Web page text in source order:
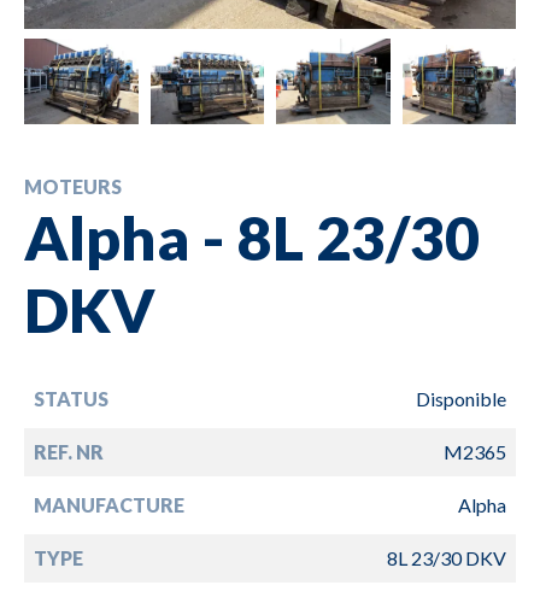
MOTEURS
Alpha - 8L 23/30
DKV
STATUS Disponible
REF. NR M2365
MANUFACTURE Alpha
TYPE 8L 23/30 DKV